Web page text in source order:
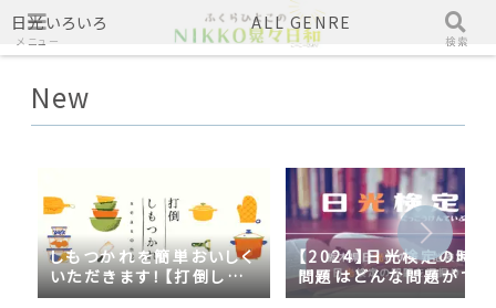
日光いろいろ ALL GENRE
New
しもつかれを簡単おいしく
いただきます！【打倒しも
つかれｓｅａｓｏｎ２】
【2024】日光検定の時事
問題はどんな問題がでる
の？2023年の時事問題
メニュー 検索